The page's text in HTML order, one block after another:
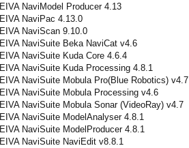
EIVA NaviModel Producer 4.13
EIVA NaviPac 4.13.0
EIVA NaviScan 9.10.0
EIVA NaviSuite Beka NaviCat v4.6
EIVA NaviSuite Kuda Core 4.6.4
EIVA NaviSuite Kuda Processing 4.8.1
EIVA NaviSuite Mobula Pro(Blue Robotics) v4.7
EIVA NaviSuite Mobula Processing v4.6
EIVA NaviSuite Mobula Sonar (VideoRay) v4.7
EIVA NaviSuite ModelAnalyser 4.8.1
EIVA NaviSuite ModelProducer 4.8.1
EIVA NaviSuite NaviEdit v8.8.1